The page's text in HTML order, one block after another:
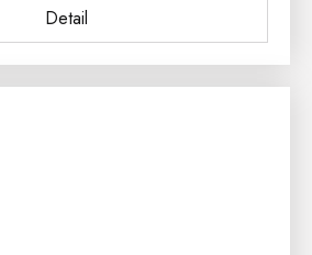
Detail